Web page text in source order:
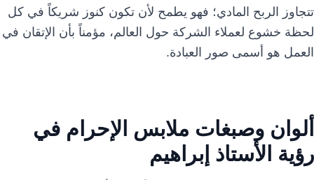
تتجاوز الربح المادي؛ فهو يطمح لأن تكون كنوز شريكاً في كل
لحظة خشوع لعملاء الشركة حول العالم، مؤمناً بأن الإتقان في
العمل هو أسمى صور العبادة.
ألوان وصبغات ملابس الإحرام في
رؤية الأستاذ إبراهيم